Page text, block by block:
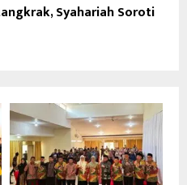
Syahariah Soroti